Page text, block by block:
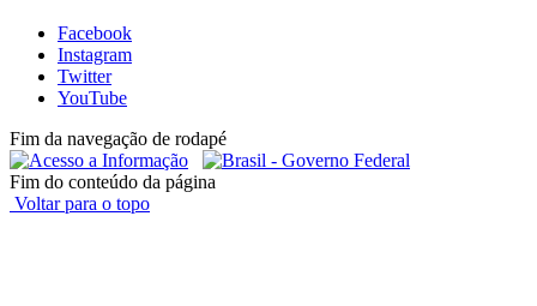
Facebook
Instagram
Twitter
YouTube
Fim da navegação de rodapé
Fim do conteúdo da página
Voltar para o topo